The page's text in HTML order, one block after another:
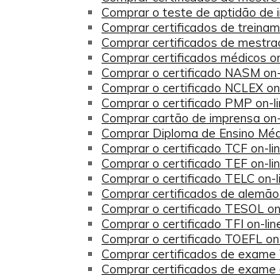
Comprar o teste de aptidão de
Comprar certificados de
Comprar certificados de
Comprar certificados médicos
Comprar o certificado NASM
Comprar o certificado NCLEX
Comprar o certificado PMP on-
Comprar cartão de imprensa
Comprar Diploma de Ensino
Comprar o certificado TCF on-
Comprar o certificado TEF on-
Comprar o certificado TELC on-
Comprar certificados de
Comprar o certificado TESOL
Comprar o certificado TFI on-
Comprar o certificado TOEFL
Comprar certificados de exame
Comprar certificados de